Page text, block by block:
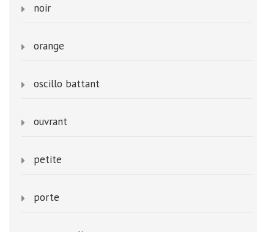
noir
orange
oscillo battant
ouvrant
petite
porte